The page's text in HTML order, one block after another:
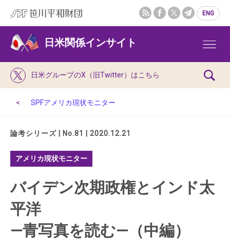
ENG
日米関係インサイト
日米グループのX（旧Twitter）はこちら
SPFアメリカ現状モニター
論考シリーズ | No.81 | 2020.12.21
アメリカ現状モニター
バイデン次期政権とインド太
平洋
—青写真を読む—（中編）